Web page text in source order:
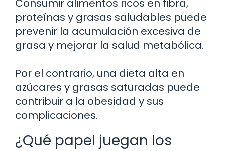
Consumir alimentos ricos en fibra,
proteínas y grasas saludables puede
prevenir la acumulación excesiva de
grasa y mejorar la salud metabólica.
Por el contrario, una dieta alta en
azúcares y grasas saturadas puede
contribuir a la obesidad y sus
complicaciones.
¿Qué papel juegan los